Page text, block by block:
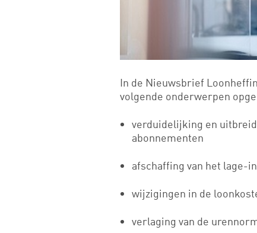
In de Nieuwsbrief
volgende onderwerpen
verduidelijking en
abonnementen
afschaffing van het lage-
wijzigingen in de
verlaging van de